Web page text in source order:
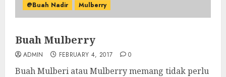
@Buah Nadir Mulberry
Buah Mulberry
ADMIN FEBRUARY 4, 2017 0
Buah Mulberi atau Mulberry memang tidak perlu